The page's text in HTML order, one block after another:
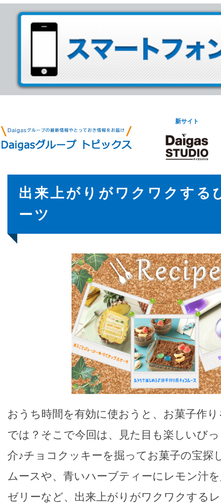
新サイト
出来上がりがワクワクする
ーツ
おうち時間を有効に使おうと、お菓子作
では？そこで今回は、見た目も楽しいび
介♪チョコクッキーを掘ってお菓子の宝探
ムースや、青いハーブティーにレモン汁
ゼリーなど、出来上がりがワクワクする